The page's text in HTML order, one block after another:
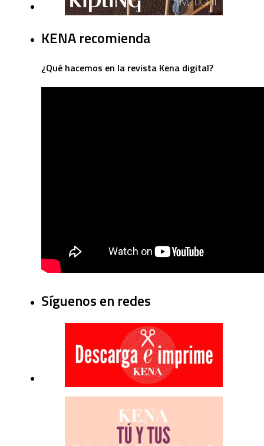
KENA recomienda
¿Qué hacemos en la revista Kena digital?
Síguenos en redes